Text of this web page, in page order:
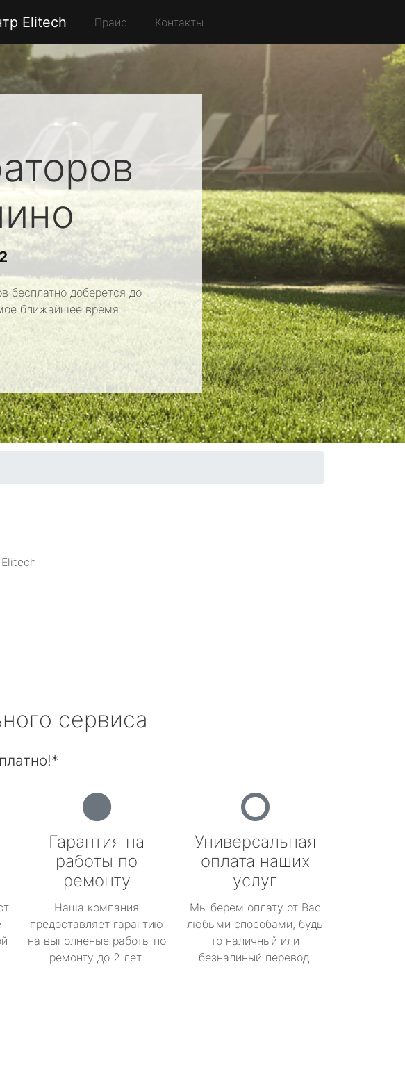
Elitech Прайс Контакты
бесплатно доберется до
ближайшее время.
сервиса
Гарантия на
работы по
ремонту
Наша компания
предоставляет гарантию
на выполненые работы по
ремонту до 2 лет.
Универсальная
оплата наших
услуг
Мы берем оплату от Вас
любыми способами, будь
то наличный или
безналиный перевод.